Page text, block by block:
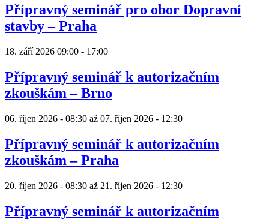
Přípravný seminář pro obor Dopravní
stavby – Praha
18. září 2026 09:00 - 17:00
Přípravný seminář k autorizačním
zkouškám – Brno
06. říjen 2026 - 08:30 až 07. říjen 2026 - 12:30
Přípravný seminář k autorizačním
zkouškám – Praha
20. říjen 2026 - 08:30 až 21. říjen 2026 - 12:30
Přípravný seminář k autorizačním